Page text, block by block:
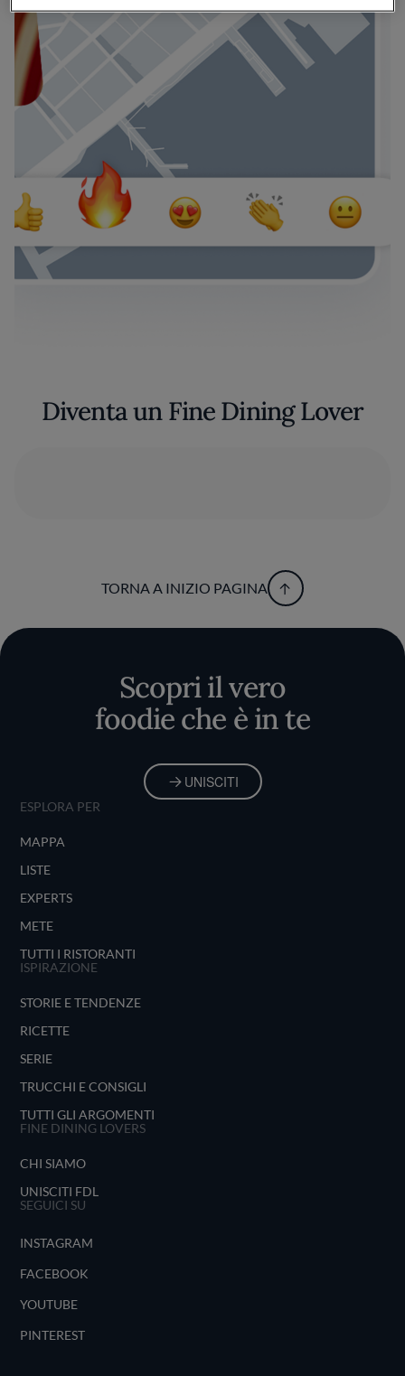
Diventa un Fine Dining Lover
TORNA A INIZIO PAGINA
Scopri il vero
foodie che è in te
UNISCITI
ESPLORA PER
MAPPA
LISTE
EXPERTS
METE
TUTTI I RISTORANTI
ISPIRAZIONE
STORIE E TENDENZE
RICETTE
SERIE
TRUCCHI E CONSIGLI
TUTTI GLI ARGOMENTI
FINE DINING LOVERS
CHI SIAMO
UNISCITI FDL
SEGUICI SU
INSTAGRAM
FACEBOOK
YOUTUBE
PINTEREST